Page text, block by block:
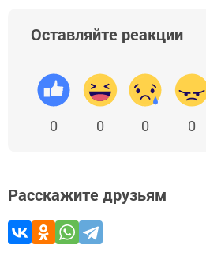
Оставляйте реакции
0 0 0 0
Расскажите друзьям